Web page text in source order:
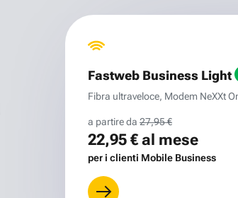
Fastweb Business Light
Fibra ultraveloce, Modem NeXXt
a partire da 27,95 €
22,95 €al mese
per i clienti Mobile Business